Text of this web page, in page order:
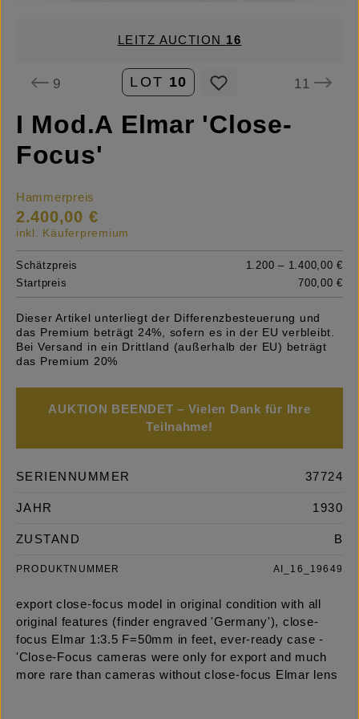
LEITZ AUCTION 16
9 LOT 10 11
I Mod.A Elmar 'Close-
Focus'
Hammerpreis
2.400,00 €
inkl. Käuferpremium
Schätzpreis
1.200 – 1.400,00 €
Startpreis
700,00 €
Dieser Artikel unterliegt der Differenzbesteuerung und
das Premium beträgt 24%, sofern es in der EU verbleibt.
Bei Versand in ein Drittland (außerhalb der EU) beträgt
das Premium 20%
AUKTION BEENDET – Vielen Dank für Ihre
Teilnahme!
SERIENNUMMER 37724
JAHR 1930
ZUSTAND B
PRODUKTNUMMER AI_16_19649
export close-focus model in original condition with all
original features (finder engraved 'Germany'), close-
focus Elmar 1:3.5 F=50mm in feet, ever-ready case -
'Close-Focus cameras were only for export and much
more rare than cameras without close-focus Elmar lens